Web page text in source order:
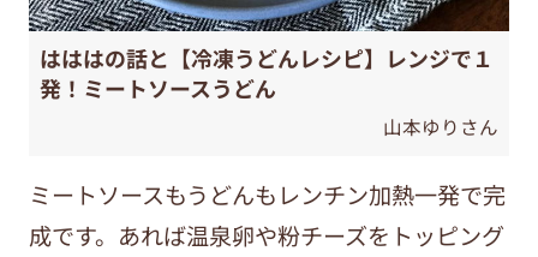
はははの話と【冷凍うどんレシピ】レンジで１
発！ミートソースうどん
山本ゆりさん
ミートソースもうどんもレンチン加熱一発で完
成です。あれば温泉卵や粉チーズをトッピング